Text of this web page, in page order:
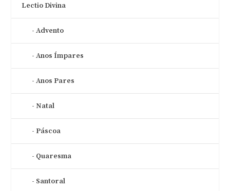
Lectio Divina
Advento
Anos Ímpares
Anos Pares
Natal
Páscoa
Quaresma
Santoral